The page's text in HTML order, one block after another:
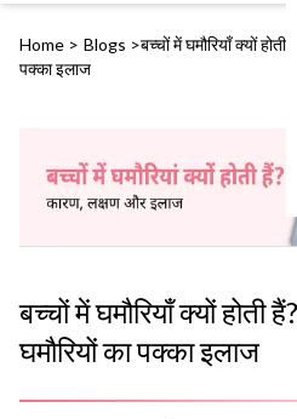
Home > Blogs >बच्चों में घमौरियाँ क्यों
पक्का इलाज
बच्चों में घमौरियाँ क्यों
घमौरियों का पक्का इलाज